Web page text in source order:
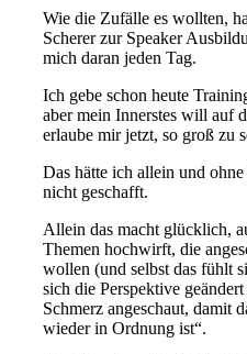
Wie die Zufälle es wollten,
Scherer zur Speaker
mich daran jeden Tag.
Ich gebe schon heute
aber mein Innerstes will auf
erlaube mir jetzt, so groß zu
Das hätte ich allein und
nicht geschafft.
Allein das macht glücklich,
Themen hochwirft, die
wollen (und selbst das fühlt
sich die Perspektive
Schmerz angeschaut, damit
wieder in Ordnung ist“.